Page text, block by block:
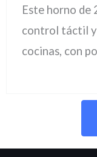
Este horno de
control táctil y
cocinas, con